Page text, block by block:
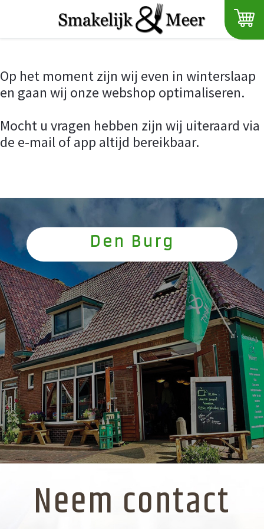
Op het moment zijn wij even in winterslaap
en gaan wij onze webshop optimaliseren.
Mocht u vragen hebben zijn wij uiteraard via
de e-mail of app altijd bereikbaar.
Den Burg
Neem contact